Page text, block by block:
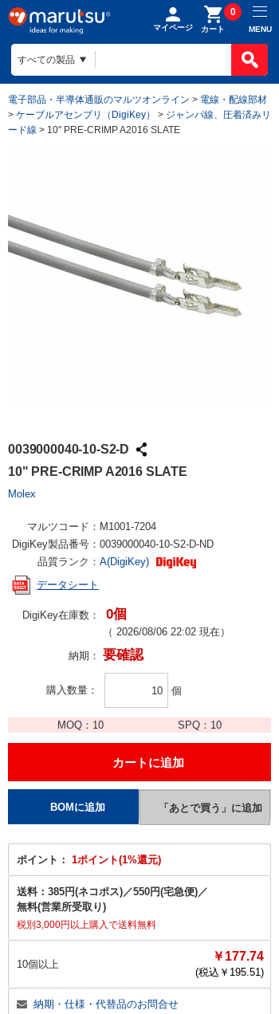
マイページ カート
0
MENU
電子部品・半導体通販のマルツオンライン > 電線・配線部材
> ケーブルアセンブリ（DigiKey） > ジャンパ線、圧着済みリ
ード線 > 10" PRE-CRIMP A2016 SLATE
0039000040-10-S2-D
10" PRE-CRIMP A2016 SLATE
Molex
マルツコード： M1001-7204
DigiKey製品番号： 0039000040-10-S2-D-ND
品質ランク： A(DigiKey)
データシート
DigiKey在庫数： 0個
（ 2026/08/06 22:02 現在）
納期： 要確認
購入数量 個
MOQ： 10 SPQ： 10
ポイント： 1ポイント(1%還元)
送料： 385円(ネコポス)／550円(宅急便)／
無料(営業所受取り)
税別3,000円以上購入で送料無料
10個以上
￥177.74
(税込￥ 195.51)
納期・仕様・代替品のお問合せ